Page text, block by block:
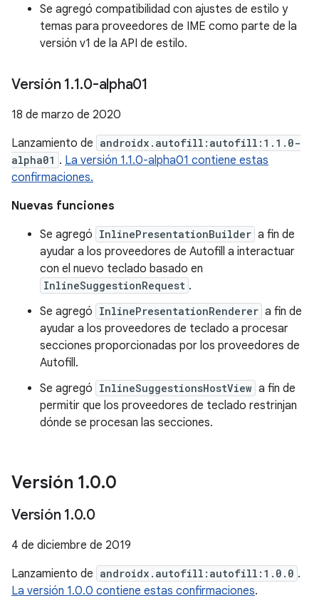
Se agregó compatibilidad con ajustes de estilo y
temas para proveedores de IME como parte de la
versión v1 de la API de estilo.
Versión 1.1.0-alpha01
18 de marzo de 2020
Lanzamiento de androidx.autofill:autofill:1.1.0-
alpha01 . La versión 1.1.0-alpha01 contiene estas
confirmaciones.
Nuevas funciones
Se agregó InlinePresentationBuilder a fin de
ayudar a los proveedores de Autofill a interactuar
con el nuevo teclado basado en
InlineSuggestionRequest .
Se agregó InlinePresentationRenderer a fin de
ayudar a los proveedores de teclado a procesar
secciones proporcionadas por los proveedores de
Autofill.
Se agregó InlineSuggestionsHostView a fin de
permitir que los proveedores de teclado restrinjan
dónde se procesan las secciones.
Versión 1.0.0
Versión 1.0.0
4 de diciembre de 2019
Lanzamiento de androidx.autofill:autofill:1.0.0 .
La versión 1.0.0 contiene estas confirmaciones.